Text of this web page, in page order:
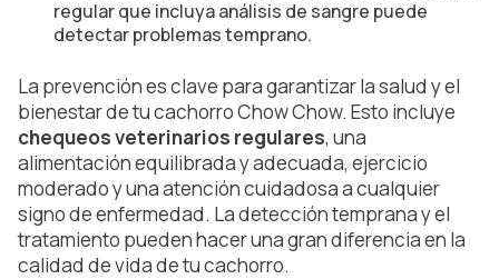
regular que incluya análisis de sangre puede
detectar problemas temprano.
La prevención es clave para garantizar la salud y el
bienestar de tu cachorro Chow Chow. Esto incluye
chequeos veterinarios regulares, una
alimentación equilibrada y adecuada, ejercicio
moderado y una atención cuidadosa a cualquier
signo de enfermedad. La detección temprana y el
tratamiento pueden hacer una gran diferencia en la
calidad de vida de tu cachorro.